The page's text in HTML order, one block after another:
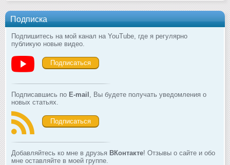
Подписка
Подпишитесь на мой канал на YouTube, где я регулярно
публикую новые видео.
Подписаться
Подписавшись по E-mail
, Вы будете получать уведомления о
новых статьях.
Подписаться
Добавляйтесь ко мне в друзья ВКонтакте! Отзывы о сайте и обо
мне оставляйте в моей группе.